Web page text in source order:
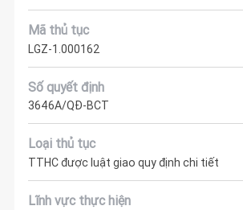
Mã thủ tục
LGZ-1.000162
Số quyết định
3646A/QĐ-BCT
Loại thủ tục
TTHC được luật giao quy định chi tiết
Lĩnh vực thực hiện